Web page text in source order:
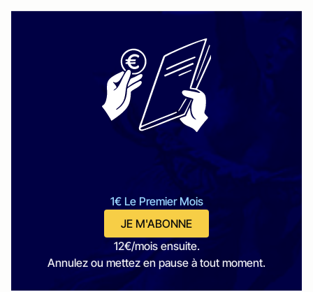
1€ Le Premier Mois
JE M'ABONNE
12€/mois ensuite.
Annulez ou mettez en pause à tout moment.